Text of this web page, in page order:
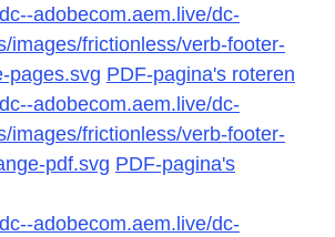
adobecom.aem.live/dc-
images/frictionless/verb-footer-
pages.svg PDF-pagina's roteren
adobecom.aem.live/dc-
images/frictionless/verb-footer-
pdf.svg PDF-pagina's
adobecom.aem.live/dc-